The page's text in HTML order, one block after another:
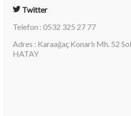
Twitter
Telefon : 0532 325 27 77
Adres : Karaağaç Konarlı Mh. 52
HATAY